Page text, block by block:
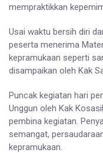
mempraktikkan
Usai waktu bersih diri
peserta menerima
kepramukaan seperti
disampaikan oleh Kak
Puncak kegiatan hari
Unggun oleh Kak
pembina kegiatan.
semangat,
kepramukaan.